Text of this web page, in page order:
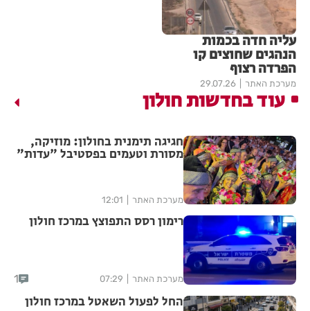
עליה חדה בכמות
הנהגים שחוצים קו
הפרדה רצוף
מערכת האתר 29.07.26
עוד בחדשות חולון
חגיגה תימנית בחולון: מוזיקה,
מסורת וטעמים בפסטיבל "עדות"
מערכת האתר 12:01
רימון רסס התפוצץ במרכז חולון
מערכת האתר 07:29
1
החל לפעול השאטל במרכז חולון